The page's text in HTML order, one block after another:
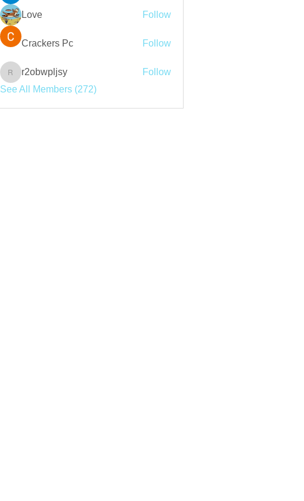
Love Follow
Crackers Pc Follow
r2obwpljsy
r2obwpljsy
Follow
See All Members (272)